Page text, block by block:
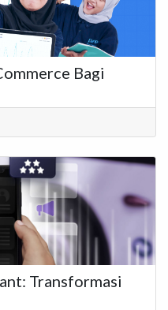
Bagi
Transformasi